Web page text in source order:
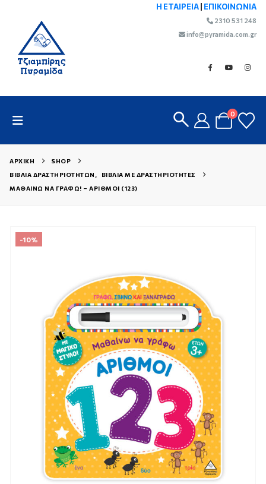
Η ΕΤΑΙΡΕΙΑ ΕΠΙΚΟΙΝΩΝΙΑ
2310 531 248
info@pyramida.com.gr
0
ΑΡΧΙΚΉ
SHOP
ΒΙΒΛΊΑ ΔΡΑΣΤΗΡΙΟΤΉΤΩΝ ,
ΒΙΒΛΊΑ ΜΕ ΔΡΑΣΤΗΡΙΌΤΗΤΕΣ
ΜΑΘΑΊΝΩ ΝΑ ΓΡΆΦΩ! – ΑΡΙΘΜΟΊ (123)
-10%